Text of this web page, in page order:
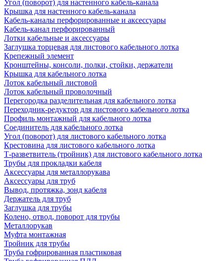
Угол (поворот) для настенного кабель-канала
Крышка для настенного кабель-канала
Кабель-каналы перфорированные и аксессуары
Кабель-канал перфорированный
Лотки кабельные и аксессуары
Заглушка торцевая для листового кабельного лотка
Крепежный элемент
Кронштейны, консоли, полки, стойки, держатели
Крышка для кабельного лотка
Лоток кабельный листовой
Лоток кабельный проволочный
Перегородка разделительная для кабельного лотка
Переходник-редуктор для листового кабельного лотка
Профиль монтажный для кабельного лотка
Соединитель для кабельного лотка
Угол (поворот) для листового кабельного лотка
Крестовина для листового кабельного лотка
Т-разветвитель (тройник) для листового кабельного лотка
Трубы для прокладки кабеля
Аксессуары для металлорукава
Аксессуары для труб
Вывод, протяжка, зонд кабеля
Держатель для труб
Заглушка для трубы
Колено, отвод, поворот для трубы
Металлорукав
Муфта монтажная
Тройник для трубы
Труба гофрированная пластиковая